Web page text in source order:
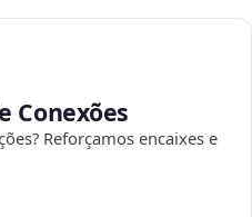
Conexões
Reforçamos encaixes e